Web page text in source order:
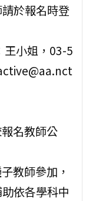
於報名時登
王小姐，03-5
名教師公
教師參加，
依各學科中